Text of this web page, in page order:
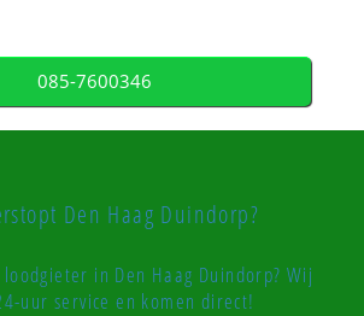
085-7600346
Den Haag Duindorp?
in Den Haag Duindorp? Wij
uur service en komen direct!